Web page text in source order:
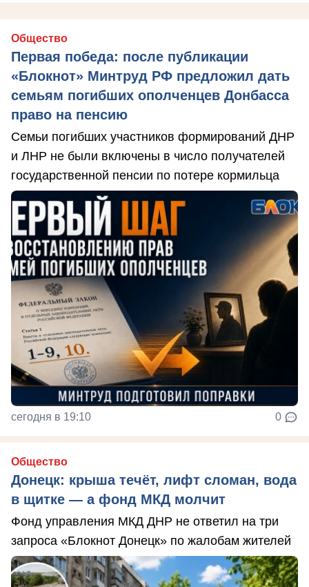
Общество
Первая победа: после публикации
«Блокнот» Минтруд РФ предложил дать
семьям погибших ополченцев Донбасса
право на пенсию
Семьи погибших участников формирований ДНР
и ЛНР не были включены в число получателей
государственной пенсии по потере кормильца
сегодня в 19:10 0
Общество
Донецк: крыша течёт, лифт сломан, вода
в щитке — а фонд МКД молчит
Фонд управления МКД ДНР не ответил на три
запроса «Блокнот Донецк» по жалобам жителей